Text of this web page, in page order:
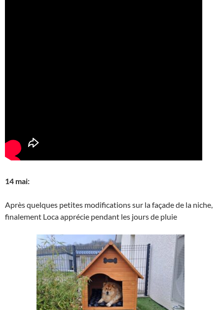
14 mai:
Après quelques petites modifications sur la façade de la niche,
finalement Loca apprécie pendant les jours de pluie